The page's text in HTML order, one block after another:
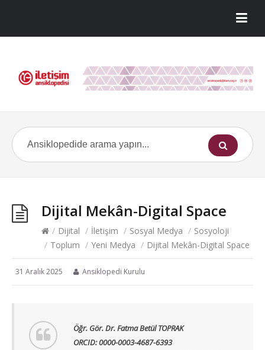
Dijital Mekân-Digital Space
/ Dijital / İletişim / Sosyal Medya / Sosyoloji
/ Toplum / Yeni Medya / Dijital Mekân-Digital Space
31 Aralık 2025 Ansiklopedi Kurulu
Öğr. Gör. Dr. Fatma Betül TOPRAK
ORCID: 0000-0003-4687-6393